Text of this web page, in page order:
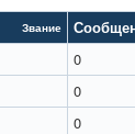
Звание
0
0
0